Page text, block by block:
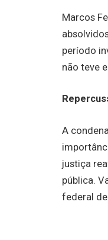
Marcos
período
não teve
A
justiça
pública.
federal